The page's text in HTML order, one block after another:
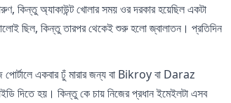
কিন্তু অ্যাকাউন্ট খোলার সময় ওর দরকার হয়েছিল একটা
ছিল, কিন্তু তারপর থেকেই শুরু হলো জ্বালাতন। প্রতিদিন
একবার ঢুঁ মারার জন্য বা Bikroy বা Daraz
হয়। কিন্তু কে চায় নিজের প্রধান ইমেইলটা এসব